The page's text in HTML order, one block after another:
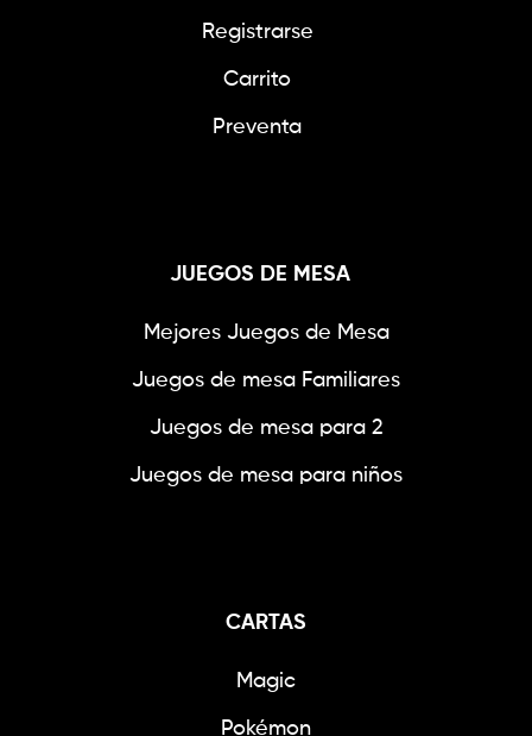
Registrarse
Carrito
Preventa
JUEGOS DE MESA
Mejores Juegos de Mesa
Juegos de mesa Familiares
Juegos de mesa para 2
Juegos de mesa para niños
CARTAS
Magic
Pokémon